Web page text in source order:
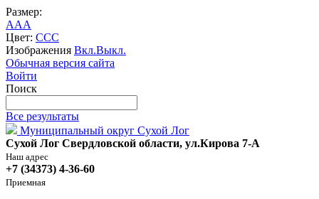
Размер:
AAA
Цвет: CCC
Изображения Вкл.Выкл.
Обычная версия сайта
Войти
Поиск
Все результаты
Муниципальный округ Сухой Лог
Сухой Лог Свердловской области, ул.Кирова 7-А
Наш адрес
+7 (34373) 4-36-60
Приемная